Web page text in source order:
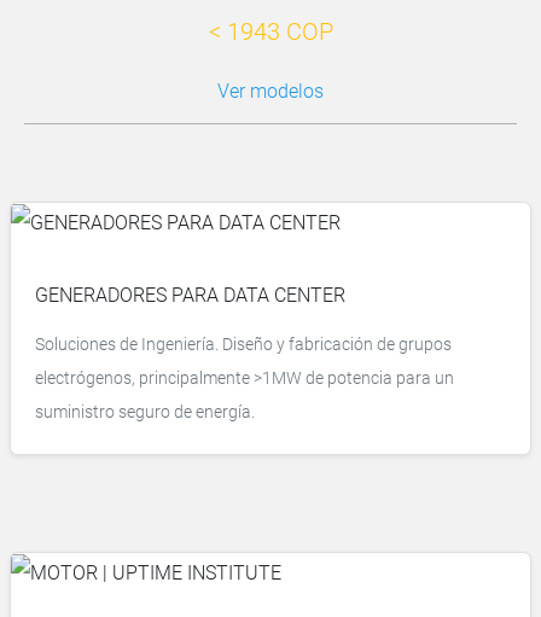
< 1943 COP
Ver modelos
GENERADORES PARA DATA CENTER
Soluciones de Ingeniería. Diseño y fabricación de grupos
electrógenos, principalmente >1MW de potencia para un
suministro seguro de energía.